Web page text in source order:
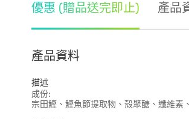
優惠 (贈品送完即止) 產品
產品資料
描述
成份:
宗田鰹、鰹魚節提取物、殼聚醣、纖維素